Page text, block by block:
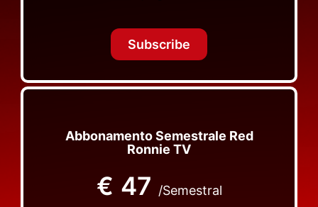
TV non visibili da nessuna altra parte
Subscribe
Abbonamento Semestrale Red
Ronnie TV
€ 47 /Semestral